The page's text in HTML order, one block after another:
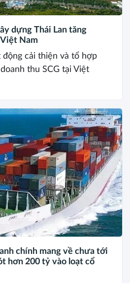
dựng Thái Lan tăng
Nam
cải thiện và tổ hợp
thu SCG tại Việt
chính mang về chưa tới
hơn 200 tỷ vào loạt cổ